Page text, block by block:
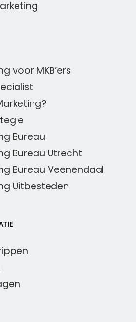
voor MKB’ers
Bureau
Bureau Utrecht
Bureau Veenendaal
Uitbesteden